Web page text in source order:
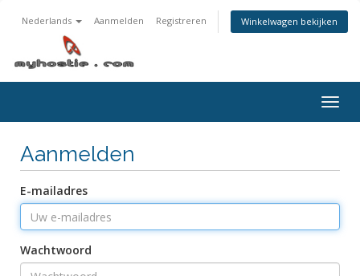
Nederlands Aanmelden Registreren Winkelwagen bekijken
in-/
Aanmelden
E-mailadres
Wachtwoord